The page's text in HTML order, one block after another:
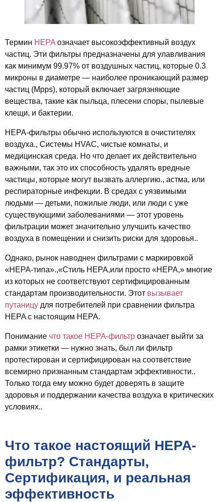
Термин HEPA означает высокоэффективный воздух
частиц. Эти фильтры предназначены для улавливания
как минимум 99.97% от воздушных частиц, которые 0.3
микроны в диаметре — наиболее проникающий размер
частиц (Mpps), который включает загрязняющие
вещества, такие как пыльца, плесени споры, пылевые
клещи, и бактерии.
HEPA-фильтры обычно используются в очистителях
воздуха., Системы HVAC, чистые комнаты, и
медицинская среда. Но что делает их действительно
важными, так это их способность удалять вредные
частицы, которые могут вызвать аллергию., астма, или
респираторные инфекции. В средах с уязвимыми
людьми — детьми, пожилые люди, или люди с уже
существующими заболеваниями — этот уровень
фильтрации может значительно улучшить качество
воздуха в помещении и снизить риски для здоровья..
Однако, рынок наводнен фильтрами с маркировкой
«HEPA-типа».,«Стиль HEPA,или просто «HEPA,» многие
из которых не соответствуют сертифицированным
стандартам производительности. Этот вызывает
путаницу для потребителей при сравнении фильтра
HEPA с настоящим HEPA.
Понимание что такое HEPA-фильтр означает выйти за
рамки этикетки — нужно знать, был ли фильтр
протестирован и сертифицирован на соответствие
всемирно признанным стандартам эффективности..
Только тогда ему можно будет доверять в защите
здоровья и поддержании качества воздуха в критических
условиях..
Что такое настоящий HEPA-
фильтр? Стандарты,
Сертификация, и реальная
эффективность